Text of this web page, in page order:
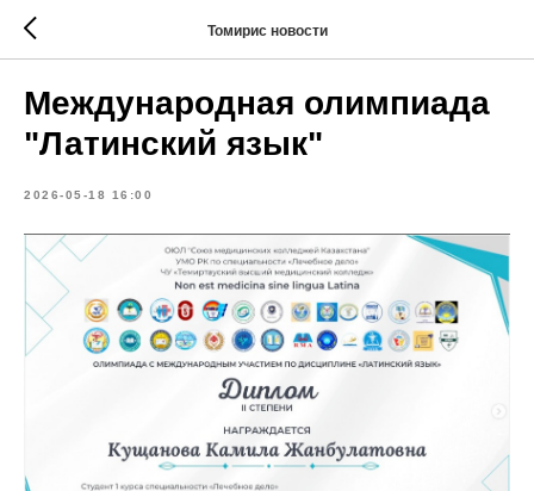
Томирис новости
Международная олимпиада
"Латинский язык"
2026-05-18 16:00